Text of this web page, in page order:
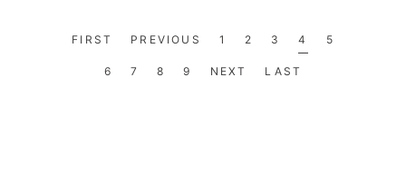
FIRST PREVIOUS 1 2 3 4 5
6 7 8 9 NEXT LAST